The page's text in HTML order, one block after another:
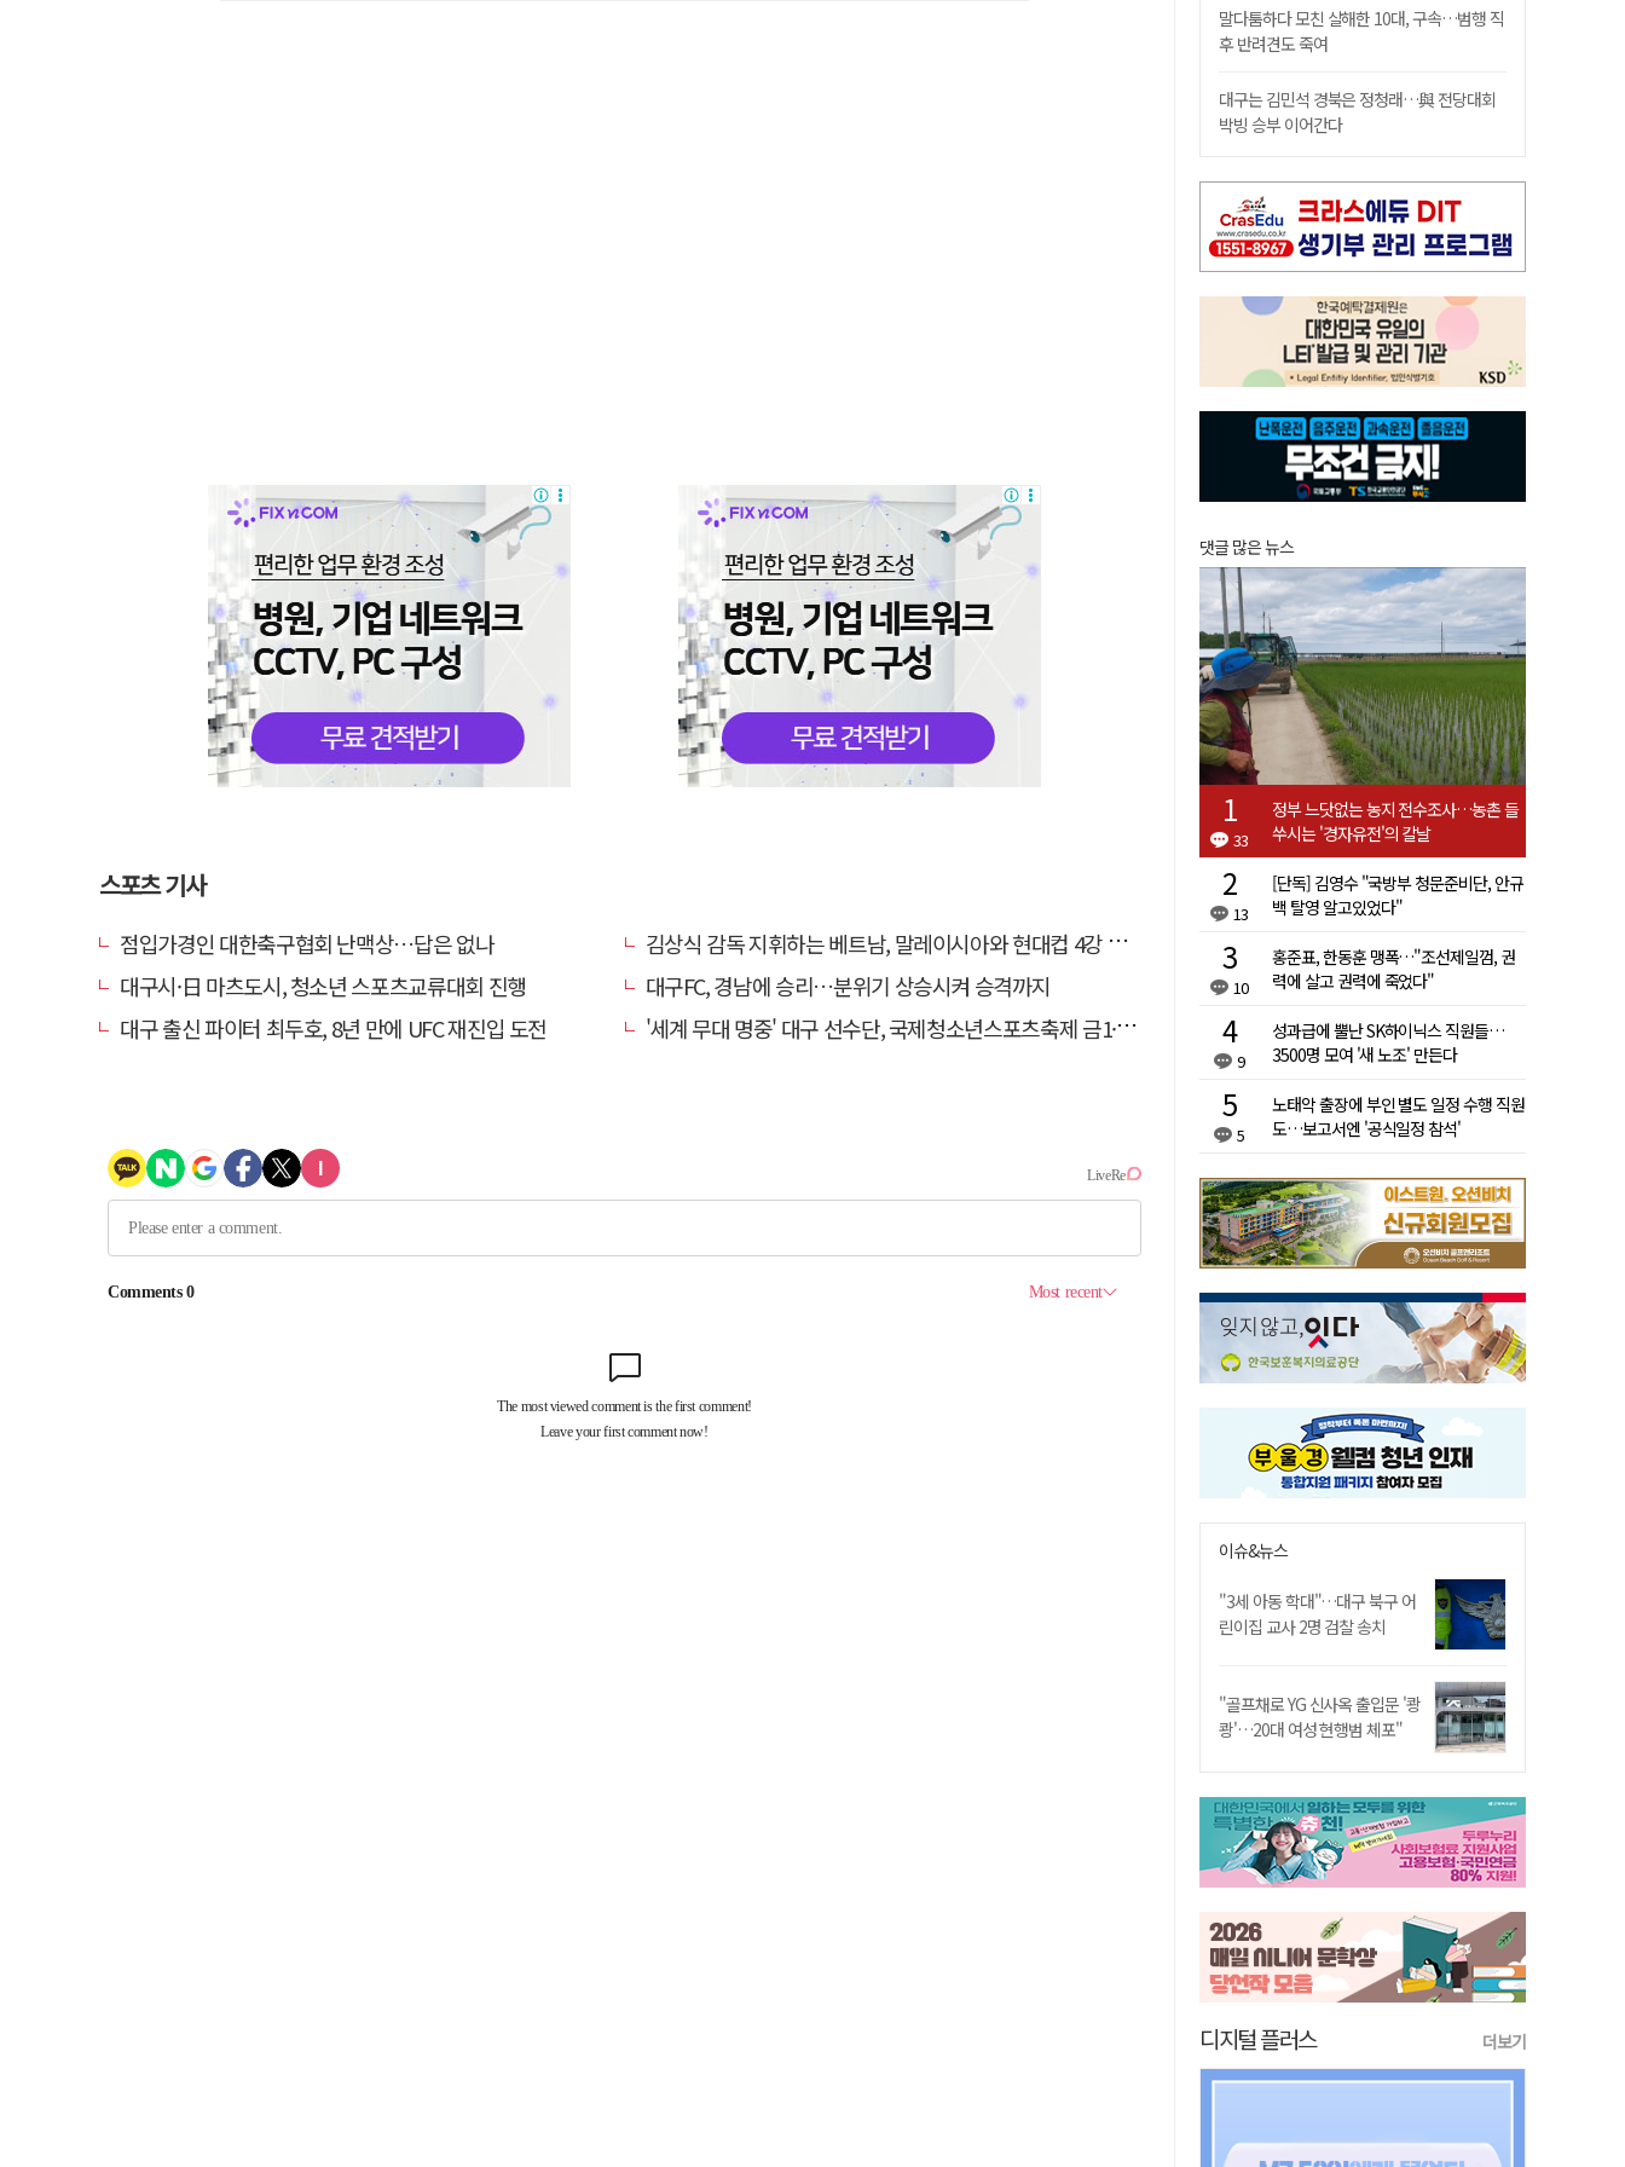
스포츠 기사
점입가경인 대한축구협회 난맥상…답은 없나
김상식 감독 지휘하는 베트남, 말레이시아와 현대컵 4강 격돌
대구시·日 마츠도시, 청소년 스포츠교류대회 진행
대구FC, 경남에 승리…분위기 상승시켜 승격까지
대구 출신 파이터 최두호, 8년 만에 UFC 재진입 도전
'세계 무대 명중' 대구 선수단, 국제청소년스포츠축제 금1·동4개
말다툼하다 모친 살해한 10대, 구속…범행 직
후 반려견도 죽여
대구는 김민석 경북은 정청래…與 전당대회
박빙 승부 이어간다
댓글 많은 뉴스
33
정부 느닷없는 농지 전수조사…농촌 들
쑤시는 '경자유전'의 칼날
13
[단독] 김영수 "국방부 청문준비단, 안규
백 탈영 알고있었다"
10
홍준표, 한동훈 맹폭…"조선제일껌, 권
력에 살고 권력에 죽었다"
9
성과급에 뿔난 SK하이닉스 직원들…
3500명 모여 '새 노조' 만든다
5
노태악 출장에 부인 별도 일정 수행 직원
도…보고서엔 '공식일정 참석'
이슈&뉴스
"3세 아동 학대"…대구 북구 어
린이집 교사 2명 검찰 송치
"골프채로 YG 신사옥 출입문 '쾅
쾅'…20대 여성 현행범 체포"
디지털 플러스 더보기